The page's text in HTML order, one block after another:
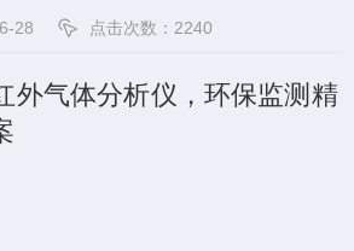
28 点击次数：2240
外气体分析仪，环保监测精